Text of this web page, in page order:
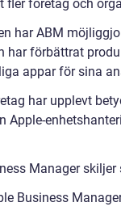
företag och
har ABM
har förbättrat
appar för sina
har upplevt
Apple-
Manager
Business